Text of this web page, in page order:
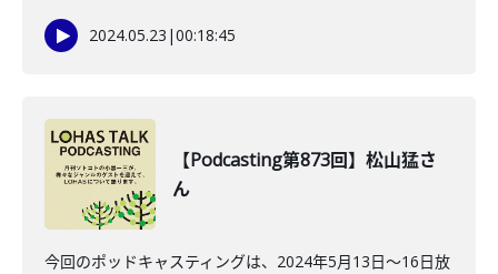
2024.05.23 |00:18:45
【Podcasting第873回】松山猛さ
ん
今回のポッドキャスティングは、2024年5月13日〜16日放